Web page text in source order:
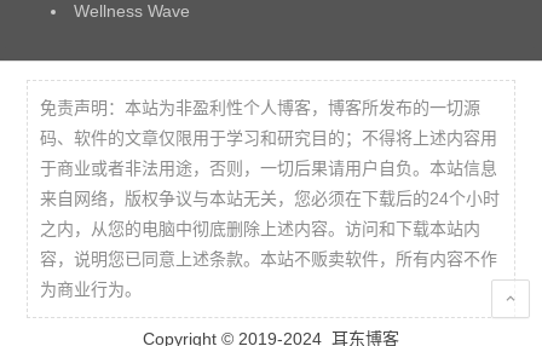
Wellness Wave
免责声明：本站为非盈利性个人博客，博客所发布的一切源
码、软件的文章仅限用于学习和研究目的；不得将上述内容用
于商业或者非法用途，否则，一切后果请用户自负。本站信息
来自网络，版权争议与本站无关，您必须在下载后的24个小时
之内，从您的电脑中彻底删除上述内容。访问和下载本站内
容，说明您已同意上述条款。本站不贩卖软件，所有内容不作
为商业行为。
Copyright © 2019-2024 耳东博客